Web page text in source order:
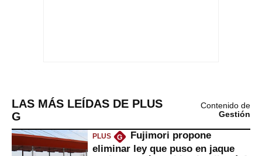
LAS MÁS LEÍDAS DE PLUS
G
Contenido de
Gestión
PLUS G
Fujimori propone
eliminar ley que puso en jaque